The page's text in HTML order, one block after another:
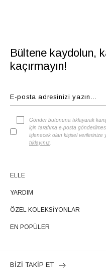
Bültene kaydolun,
kaçırmayın!
Gönder butonuna tıklayarak
için tarafıma e-posta
işlenecek olan kişisel verilerinize
tıklayınız
ELLE
YARDIM
ÖZEL KOLEKSİYONLAR
EN POPÜLER
BİZİ TAKİP ET